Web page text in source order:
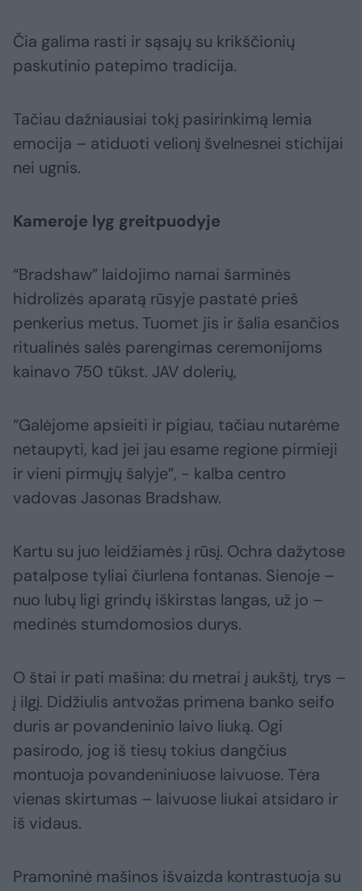
Čia galima rasti ir sąsajų su krikščionių
paskutinio patepimo tradicija.
Tačiau dažniausiai tokį pasirinkimą lemia
emocija – atiduoti velionį švelnesnei stichijai
nei ugnis.
Kameroje lyg greitpuodyje
“Bradshaw” laidojimo namai šarminės
hidrolizės aparatą rūsyje pastatė prieš
penkerius metus. Tuomet jis ir šalia esančios
ritualinės salės parengimas ceremonijoms
kainavo 750 tūkst. JAV dolerių,
“Galėjome apsieiti ir pigiau, tačiau nutarėme
netaupyti, kad jei jau esame regione pirmieji
ir vieni pirmųjų šalyje”, - kalba centro
vadovas Jasonas Bradshaw.
Kartu su juo leidžiamės į rūsį. Ochra dažytose
patalpose tyliai čiurlena fontanas. Sienoje –
nuo lubų ligi grindų iškirstas langas, už jo –
medinės stumdomosios durys.
O štai ir pati mašina: du metrai į aukštį, trys –
į ilgį. Didžiulis antvožas primena banko seifo
duris ar povandeninio laivo liuką. Ogi
pasirodo, jog iš tiesų tokius dangčius
montuoja povandeniniuose laivuose. Tėra
vienas skirtumas – laivuose liukai atsidaro ir
iš vidaus.
Pramoninė mašinos išvaizda kontrastuoja su